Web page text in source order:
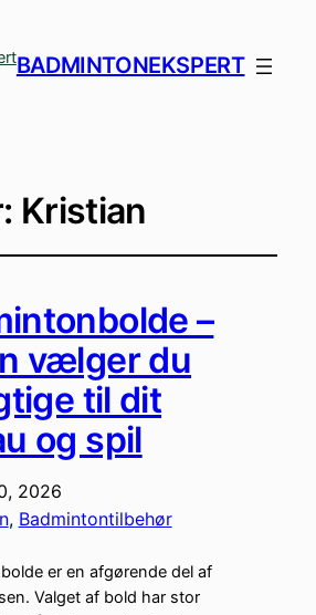
BADMINTONEKSPERT
Kristian
–
vælger du
til dit
og spil
2026
, Badmintontilbehør
er en afgørende del af
Valget af bold har stor